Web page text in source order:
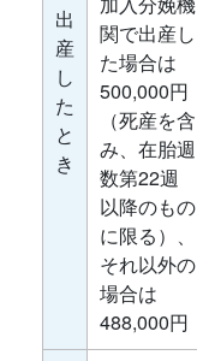
出
産
し
た
と
き
関で出産し
た場合は
500,000円
（死産を含
み、在胎週
数第22週
以降のもの
に限る）、
それ以外の
場合は
488,000円